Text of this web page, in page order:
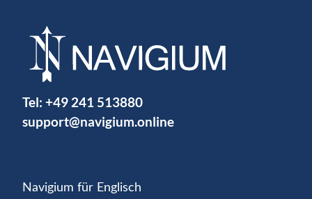
Tel: +49 241 513880
support@navigium.online
Navigium für Englisch